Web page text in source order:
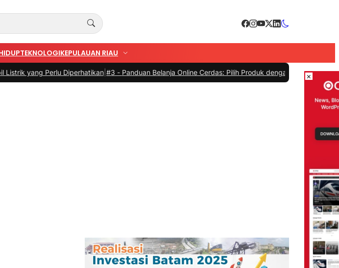
TEKNOLOGIKEPULAUAN RIAU
Perlu Diperhatikan|#3 -Panduan Belanja Online Cerdas: Pilih Produk dengan Bijak dan Hindari
×